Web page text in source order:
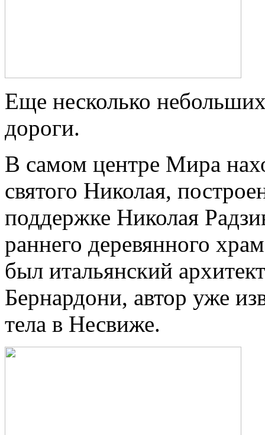
Еще несколько
дороги.
В самом центре Мира
святого Николая,
поддержке Николая
раннего деревянного
был итальянский
Бернардони, автор уже
тела в Несвиже.